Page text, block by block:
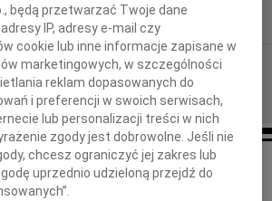
Patrycja Zemła
Gdańsk
20.10.2009
Wojciechowi Zemle
będą przetwarzać Twoje dane
IP, adresy e-mail czy
cookie lub inne informacje zapisane w
marketingowych, w szczególności
reklam dopasowanych do
i preferencji w swoich serwisach,
lub personalizacji treści w nich
zgody jest dobrowolne. Jeśli nie
chcesz ograniczyć jej zakres lub
uprzednio udzieloną przejdź do